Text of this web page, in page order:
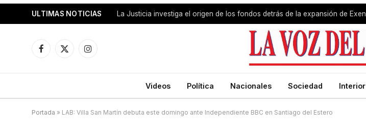
ULTIMAS NOTICIAS La Justicia investiga el origen de los fondos detrás de la expansión de Exen
Facebook
X
Instagram
Videos Política Nacionales Sociedad Interior
Portada » LAB: Villa San Martín debuta este domingo ante Independiente BBC en Santiago del Estero